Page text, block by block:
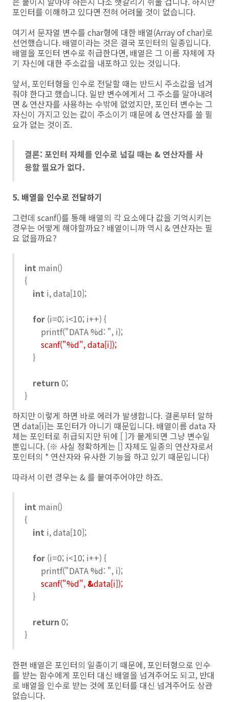
포인터를 이해하고 있다면 전혀 어려울 것이 없습니다.
여기서 문자열 변수를 char형에 대한 배열(Array of char)로
선언했습니다. 배열이라는 것은 결국 포인터의 일종입니다.
배열을 포인터 변수로 취급한다면, 배열은 그 이름 자체에 자
기 자신에 대한 주소값을 내포하고 있는 것입니다.
앞서, 포인터형을 인수로 전달할 때는 반드시 주소값을 넘겨
줘야 한다고 했습니다. 일반 변수에게서 그 주소를 알아내려
면 & 연산자를 사용하는 수밖에 없었지만, 포인터 변수는 그
자신이 가지고 있는 값이 주소이기 때문에 & 연산자를 쓸 필
요가 없는 것이죠.
결론: 포인터 자체를 인수로 넘길 때는 & 연산자를 사
용할 필요가 없다.
5. 배열을 인수로 전달하기
그런데 scanf()를 통해 배열의 각 요소에다 값을 기억시키는
경우는 어떻게 해야할까요? 배열이니까 역시 & 연산자는 필
요 없을까요?
int main()
{
int i, data[10];
for (i=0; i<10; i++) {
printf("DATA %d: ", i);
scanf("%d", data[i]);
}
return 0;
}
하지만 이렇게 하면 바로 에러가 발생합니다. 결론부터 말하
면 data[i]는 포인터가 아니기 때문입니다. 배열이름 data 자
체는 포인터로 취급되지만 뒤에 [ ]가 붙게되면 그냥 변수일
뿐입니다. (※ 사실 정확하게는 [] 자체도 일종의 연산자로서
포인터의 * 연산자와 유사한 기능을 하고 있기 때문입니다)
따라서 이런 경우는 & 를 붙여주어야만 하죠.
int main()
{
int i, data[10];
for (i=0; i<10; i++) {
printf("DATA %d: ", i);
scanf("%d", &data[i]);
}
return 0;
}
한편 배열은 포인터의 일종이기 때문에, 포인터형으로 인수
를 받는 함수에게 포인터 대신 배열을 넘겨주어도 되고, 반대
로 배열을 인수로 받는 것에 포인터를 대신 넘겨주어도 상관
없습니다.